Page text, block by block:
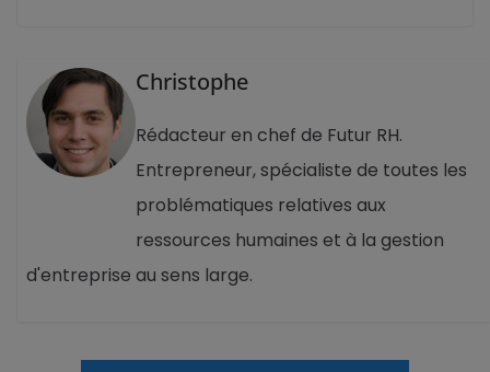
Christophe
Rédacteur en chef de Futur RH.
Entrepreneur, spécialiste de toutes les
problématiques relatives aux
ressources humaines et à la gestion
d'entreprise au sens large.